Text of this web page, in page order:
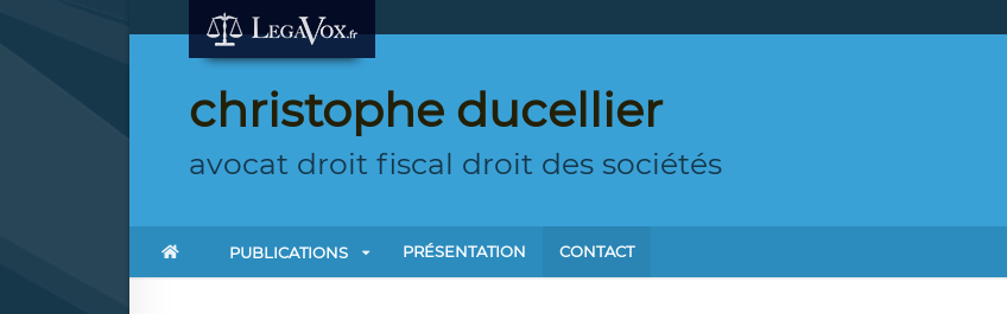
christophe ducellier
avocat droit fiscal droit des sociétés
PUBLICATIONS PRÉSENTATION CONTACT